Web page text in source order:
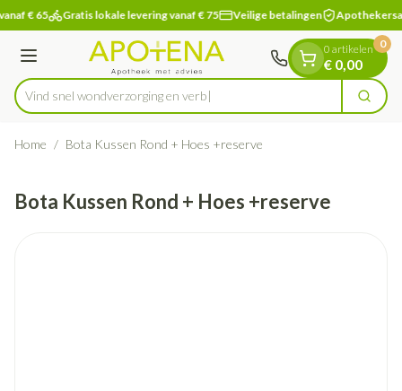
Ga naar de inhoud
1 van 1
€ 65 Gratis lokale levering vanaf € 75 Veilige betalingen
Menu
Product, merk, categorie...
Vind snel wondverzorging Zoek
0 artikelen
€ 0,00
0
Home / Bota Kussen Rond + Hoes +reserve
Bota Kussen Rond + Hoes +reserve